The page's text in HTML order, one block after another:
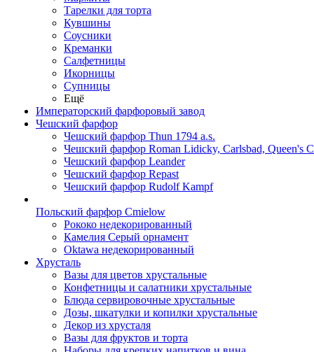
Тарелки для торта
Кувшины
Соусники
Креманки
Салфетницы
Икорницы
Супницы
Ещё
Императорский фарфоровый завод
Чешский фарфор
Чешский фарфор Thun 1794 a.s.
Чешский фарфор Roman Lidicky, Carlsbad, Queen's
Чешский фарфор Leander
Чешский фарфор Repast
Чешский фарфор Rudolf Kampf
Польский фарфор Сmielow
Рококо недекорированный
Камелия Серый орнамент
Oktawa недекорированный
Хрусталь
Вазы для цветов хрустальные
Конфетницы и салатники хрустальные
Блюда сервировочные хрустальные
Дозы, шкатулки и копилки хрустальные
Декор из хрусталя
Вазы для фруктов и торта